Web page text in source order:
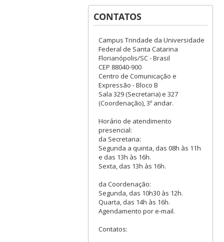
CONTATOS
Campus Trindade da Universidade
Federal de Santa Catarina
Florianópolis/SC - Brasil
CEP 88040-900
Centro de Comunicação e
Expressão - Bloco B
Sala 329 (Secretaria) e 327
(Coordenação), 3º andar.
Horário de atendimento
presencial:
da Secretaria:
Segunda a quinta, das 08h às 11h
e das 13h às 16h.
Sexta, das 13h às 16h.
da Coordenação:
Segunda, das 10h30 às 12h.
Quarta, das 14h às 16h.
Agendamento por e-mail.
Contatos: